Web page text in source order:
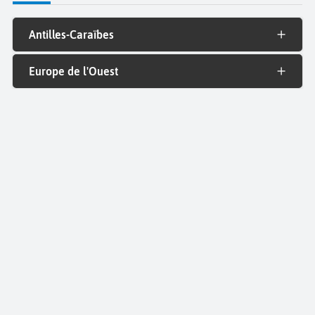
Antilles-Caraïbes
Europe de l'Ouest